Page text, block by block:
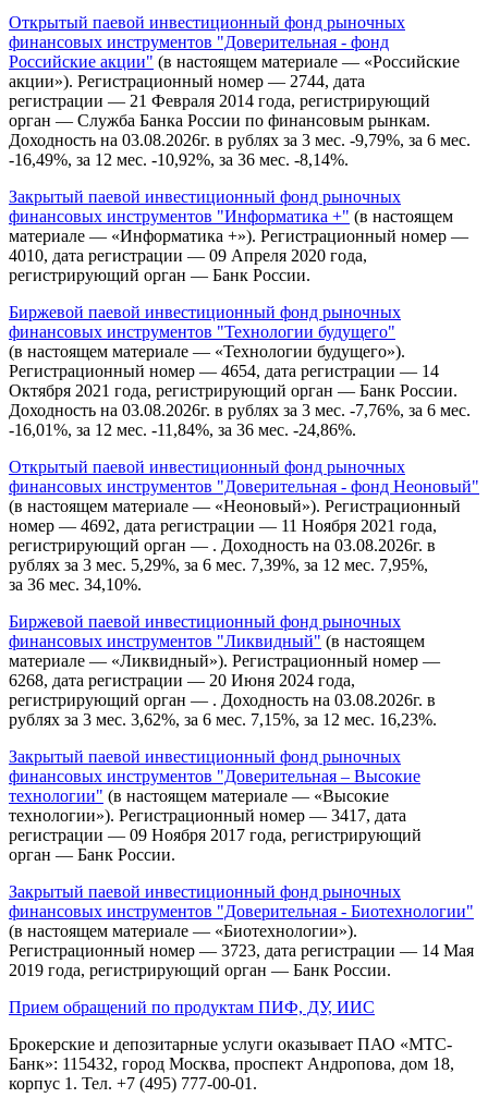
Открытый паевой инвестиционный фонд рыночных
финансовых инструментов "Доверительная - фонд
Российские акции" (в настоящем материале — «Российские
акции»). Регистрационный номер — 2744, дата
регистрации — 21 Февраля 2014 года, регистрирующий
орган — Служба Банка России по финансовым рынкам.
Доходность на 03.08.2026г. в рублях за 3 мес. -9,79%, за 6 мес.
-16,49%, за 12 мес. -10,92%, за 36 мес. -8,14%.
Закрытый паевой инвестиционный фонд рыночных
финансовых инструментов "Информатика +" (в настоящем
материале — «Информатика +»). Регистрационный номер —
4010, дата регистрации — 09 Апреля 2020 года,
регистрирующий орган — Банк России.
Биржевой паевой инвестиционный фонд рыночных
финансовых инструментов "Технологии будущего"
(в настоящем материале — «Технологии будущего»).
Регистрационный номер — 4654, дата регистрации — 14
Октября 2021 года, регистрирующий орган — Банк России.
Доходность на 03.08.2026г. в рублях за 3 мес. -7,76%, за 6 мес.
-16,01%, за 12 мес. -11,84%, за 36 мес. -24,86%.
Открытый паевой инвестиционный фонд рыночных
финансовых инструментов "Доверительная - фонд Неоновый"
(в настоящем материале — «Неоновый»). Регистрационный
номер — 4692, дата регистрации — 11 Ноября 2021 года,
регистрирующий орган — . Доходность на 03.08.2026г. в
рублях за 3 мес. 5,29%, за 6 мес. 7,39%, за 12 мес. 7,95%,
за 36 мес. 34,10%.
Биржевой паевой инвестиционный фонд рыночных
финансовых инструментов "Ликвидный" (в настоящем
материале — «Ликвидный»). Регистрационный номер —
6268, дата регистрации — 20 Июня 2024 года,
регистрирующий орган — . Доходность на 03.08.2026г. в
рублях за 3 мес. 3,62%, за 6 мес. 7,15%, за 12 мес. 16,23%.
Закрытый паевой инвестиционный фонд рыночных
финансовых инструментов "Доверительная – Высокие
технологии" (в настоящем материале — «Высокие
технологии»). Регистрационный номер — 3417, дата
регистрации — 09 Ноября 2017 года, регистрирующий
орган — Банк России.
Закрытый паевой инвестиционный фонд рыночных
финансовых инструментов "Доверительная - Биотехнологии"
(в настоящем материале — «Биотехнологии»).
Регистрационный номер — 3723, дата регистрации — 14 Мая
2019 года, регистрирующий орган — Банк России.
Прием обращений по продуктам ПИФ, ДУ, ИИС
Брокерские и депозитарные услуги оказывает ПАО «МТС-
Банк»: 115432, город Москва, проспект Андропова, дом 18,
корпус 1. Тел. +7 (495) 777-00-01.